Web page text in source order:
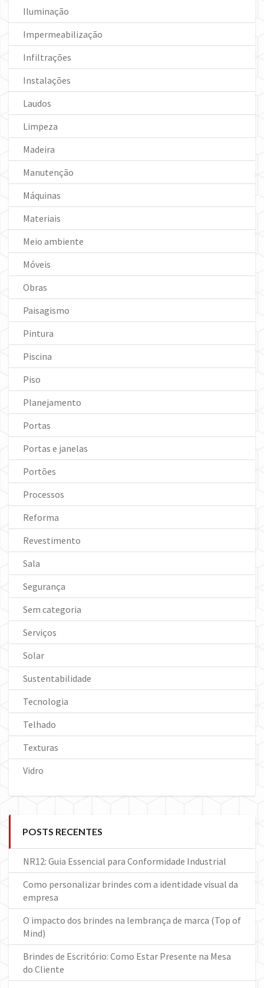
Iluminação
Impermeabilização
Infiltrações
Instalações
Laudos
Limpeza
Madeira
Manutenção
Máquinas
Materiais
Meio ambiente
Móveis
Obras
Paisagismo
Pintura
Piscina
Piso
Planejamento
Portas
Portas e janelas
Portões
Processos
Reforma
Revestimento
Sala
Segurança
Sem categoria
Serviços
Solar
Sustentabilidade
Tecnologia
Telhado
Texturas
Vidro
POSTS RECENTES
NR12: Guia Essencial para Conformidade Industrial
Como personalizar brindes com a identidade visual da
empresa
O impacto dos brindes na lembrança de marca (Top of
Mind)
Brindes de Escritório: Como Estar Presente na Mesa
do Cliente